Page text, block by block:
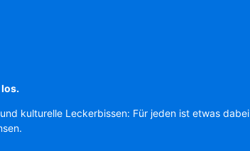
kulturelle Leckerbissen: Für jeden ist etwas